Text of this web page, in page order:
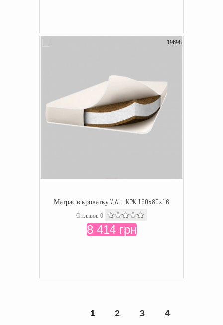
19698
Матрас в кроватку VIALL KPK 190х80х16
Отзывов 0
8 414 грн
1 2 3
4